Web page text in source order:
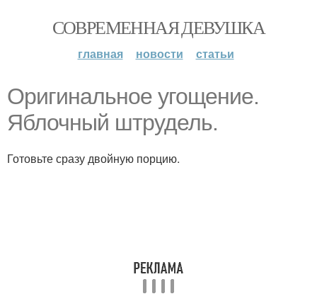
СОВРЕМЕННАЯ ДЕВУШКА
главная новости статьи
Оригинальное угощение.
Яблочный штрудель.
Готовьте сразу двойную порцию.